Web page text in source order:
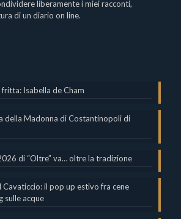
liberamente i miei racconti,
di un diario on line.
fritta: Isabella de Cham
della Madonna di Costantinopoli di
di “Oltre” va… oltre la tradizione
il pop up estivo fra cene
sulle acque